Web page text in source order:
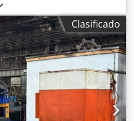
de corte se define y
El código CNC creado se
de USB o red. El programa
través de la pantalla táctil
la pieza de
corte automático. - Longitud
tubos redondos hasta
cuadrados de hasta 152,4 x
Alwsha - peso máximo
4 mordazas - Posibilidad
Clasificado